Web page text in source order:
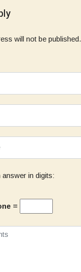
will not be published.
answer in digits:
=